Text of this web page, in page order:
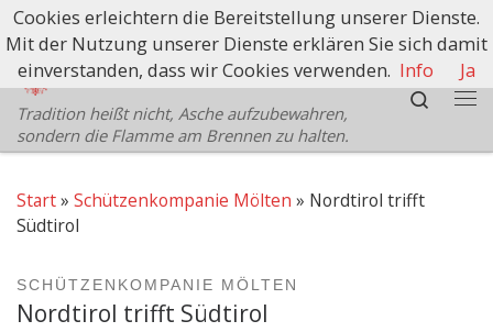
Zum Inhalt springen
Schützenbezirk Bozen
Tradition heißt nicht, Asche aufzubewahren,
sondern die Flamme am Brennen zu halten.
Search
Start» Schützenkompanie Mölten » Nordtirol trifft
Südtirol
SCHÜTZENKOMPANIE MÖLTEN
Nordtirol trifft Südtirol
Cookies erleichtern die Bereitstellung unserer Dienste.
Mit der Nutzung unserer Dienste erklären Sie sich damit
einverstanden, dass wir Cookies verwenden. Info Ja